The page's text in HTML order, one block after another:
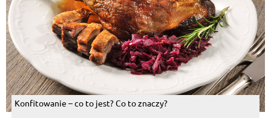
Konfitowanie – co to jest? Co to znaczy?